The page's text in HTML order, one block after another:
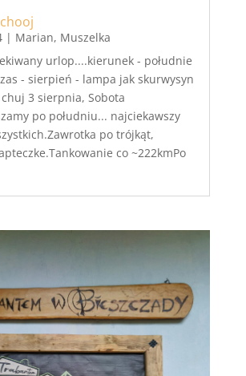
| Marian, Muszelka
urlop....kierunek - południe
- sierpień - lampa jak skurwysyn
3 sierpnia, Sobota
po południu... najciekawszy
po trójkąt,
co ~222kmPo